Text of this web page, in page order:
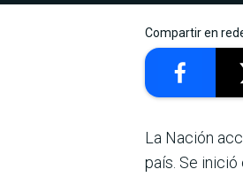
Compartir en
La Nación
país. Se